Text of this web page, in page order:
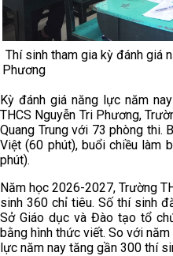
Thí sinh tham gia kỳ đánh giá
Phương
Kỳ đánh giá năng lực năm
THCS Nguyễn Tri Phương,
Quang Trung với 73 phòng thi.
Việt (60 phút), buổi chiều làm
phút).
Năm học 2026-2027, Trường
sinh 360 chỉ tiêu. Số thí sinh
Sở Giáo dục và Đào tạo tổ
bằng hình thức viết. So với
lực năm nay tăng gần 300 thí